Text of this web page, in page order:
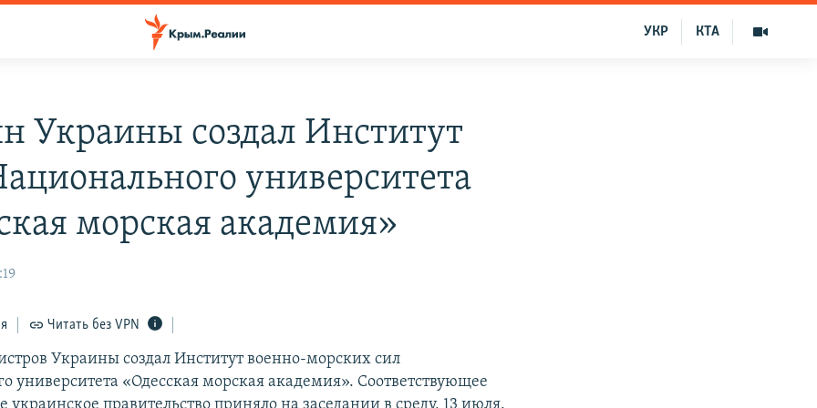
КТА
УКР
Украины создал Институт
университета
морская академия»
Читать без VPN
Украины создал Институт военно-морских сил
университета «Одесская морская академия». Соответствующее